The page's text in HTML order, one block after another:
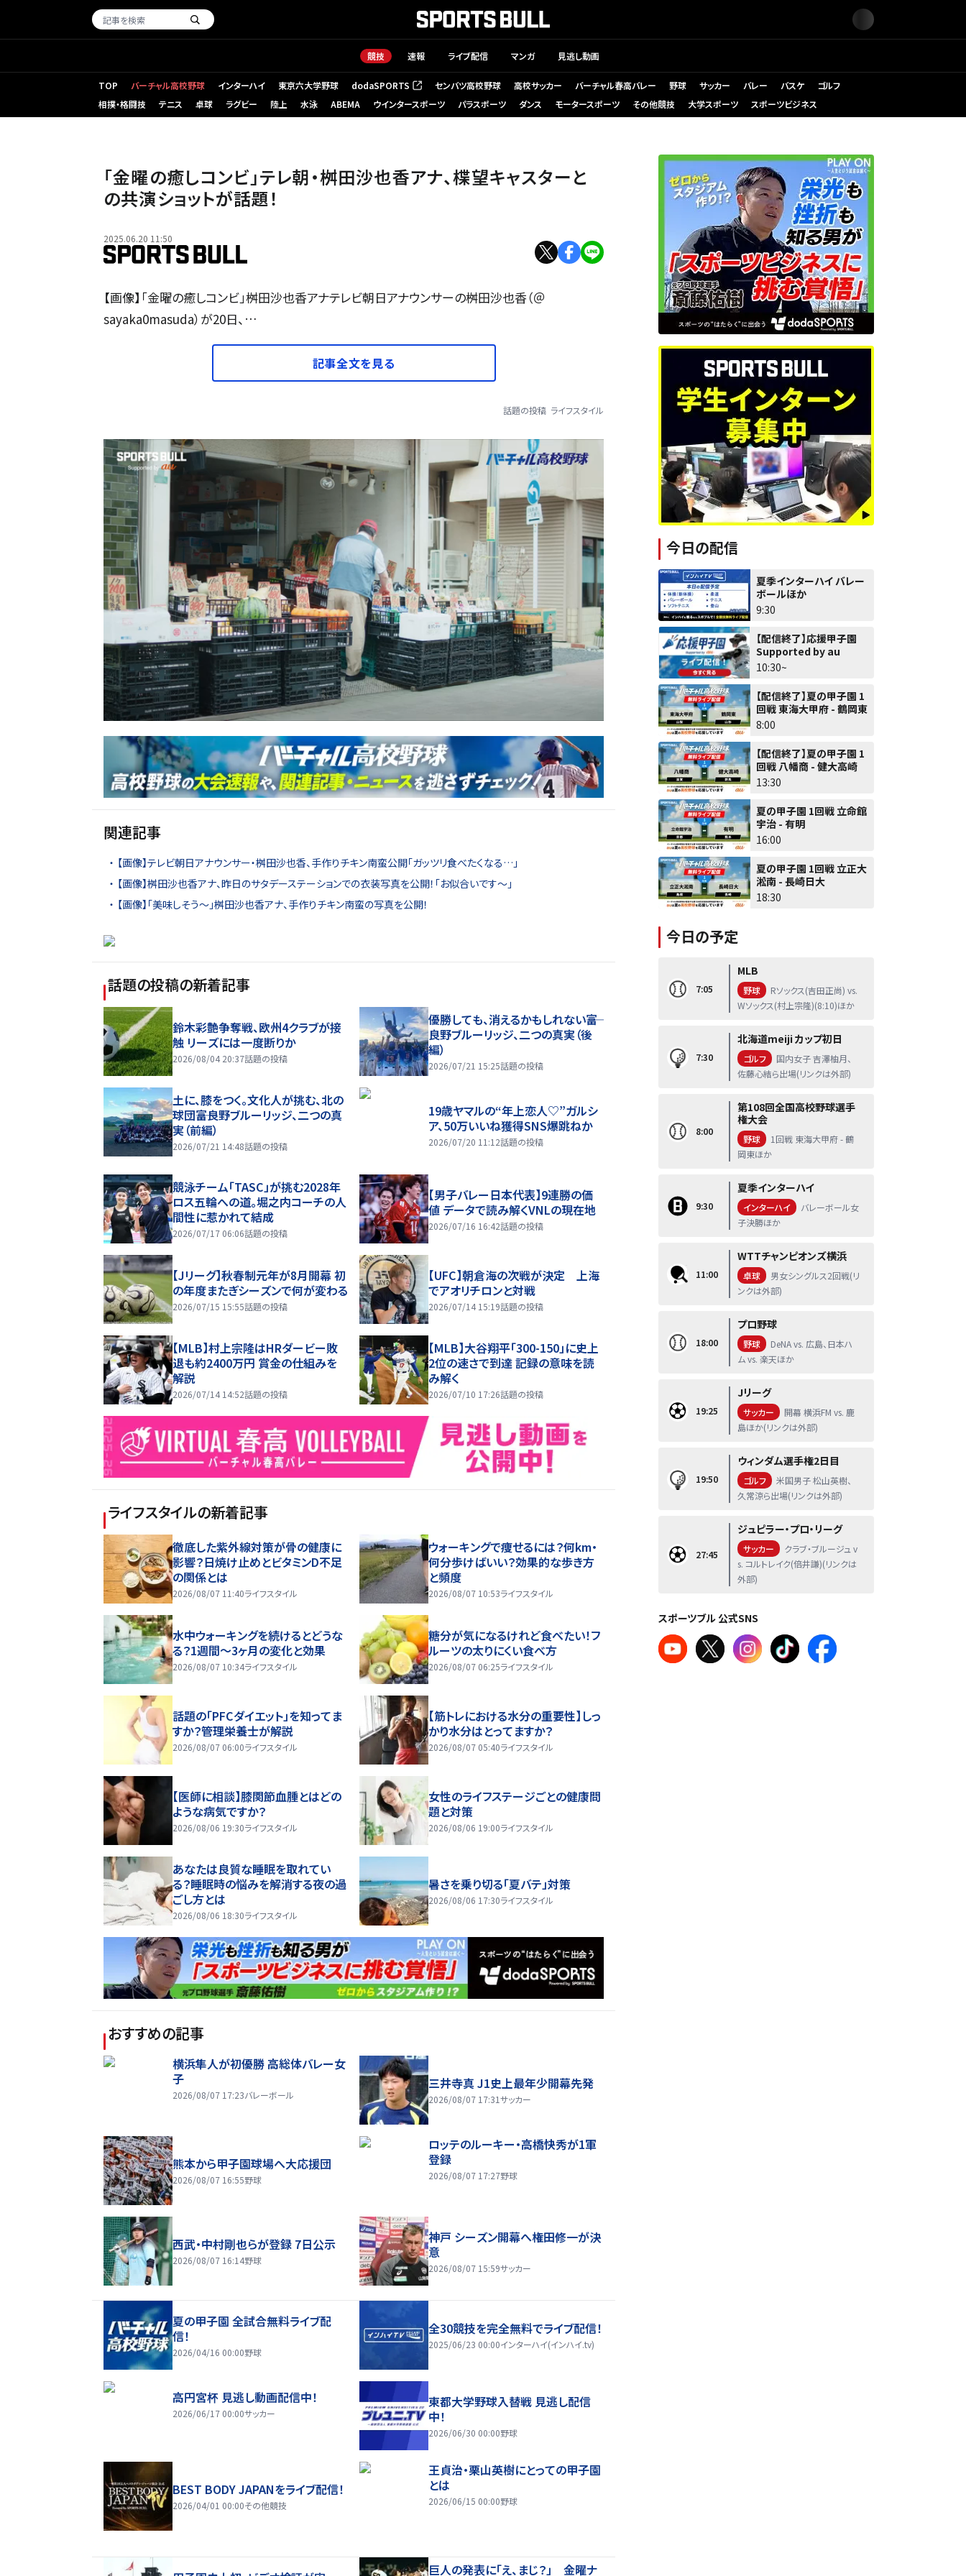
競技 速報 ライブ配信 マンガ 見逃し動画
TOP バーチャル高校野球 インターハイ 東京六大学野球 dodaSPORTS
（新しいタブで開く） センバツ高校野球 高校サッカー バーチャル春高バレー 野球 サッカー バレー バスケ
ゴルフ
相撲・格闘技
テニス 卓球 ラグビー 陸上 水泳 ABEMA ウインタースポーツ パラスポーツ ダンス モータースポーツ その他競技 大学スポーツ スポーツビジネス
「金曜の癒しコンビ」テレ朝・桝田沙也香アナ、楪望キャスターと
の共演ショットが話題！
2025.06.20 11:50
【画像】「金曜の癒しコンビ」桝田沙也香アナテレビ朝日アナウンサーの桝田沙也香（＠
sayaka0masuda）が20日、…
記事全文を見る
話題の投稿 ライフスタイル
関連記事
【画像】テレビ朝日アナウンサー・桝田沙也香、手作りチキン南蛮公開「ガッツリ食べたくなる…」
【画像】桝田沙也香アナ、昨日のサタデーステーションでの衣装写真を公開！「お似合いです〜」
【画像】「美味しそう〜」桝田沙也香アナ、手作りチキン南蛮の写真を公開！
話題の投稿の新着記事
鈴木彩艶争奪戦、欧州4クラブが接
触 リーズには一度断りか
2026/08/04 20:37話題の投稿
優勝しても、消えるかもしれない――富
良野ブルーリッジ、二つの真実（後
編）
2026/07/21 15:25話題の投稿
土に、膝をつく。文化人が挑む、北の
球団――富良野ブルーリッジ、二つの真
実（前編）
2026/07/21 14:48話題の投稿
19歳ヤマルの“年上恋人♡”ガルシ
ア、50万いいね獲得SNS爆跳ねか
2026/07/20 11:12話題の投稿
競泳チーム「TASC」が挑む2028年
ロス五輪への道。堀之内コーチの人
間性に惹かれて結成
2026/07/17 06:06話題の投稿
【男子バレー日本代表】9連勝の価
値 データで読み解くVNLの現在地
2026/07/16 16:42話題の投稿
【Jリーグ】秋春制元年が8月開幕 初
の年度またぎシーズンで何が変わる
2026/07/15 15:55話題の投稿
【UFC】朝倉海の次戦が決定 上海
でアオリチロンと対戦
2026/07/14 15:19話題の投稿
【MLB】村上宗隆はHRダービー敗
退も約2400万円 賞金の仕組みを
解説
2026/07/14 14:52話題の投稿
【MLB】大谷翔平「300-150」に史上
2位の速さで到達 記録の意味を読
み解く
2026/07/10 17:26話題の投稿
ライフスタイルの新着記事
徹底した紫外線対策が骨の健康に
影響？日焼け止めとビタミンD不足
の関係とは
2026/08/07 11:40ライフスタイル
ウォーキングで痩せるには？何km・
何分歩けばいい？効果的な歩き方
と頻度
2026/08/07 10:53ライフスタイル
水中ウォーキングを続けるとどうな
る？1週間～3ヶ月の変化と効果
2026/08/07 10:34ライフスタイル
糖分が気になるけれど食べたい！フ
ルーツの太りにくい食べ方
2026/08/07 06:25ライフスタイル
話題の「PFCダイエット」を知ってま
すか？管理栄養士が解説
2026/08/07 06:00ライフスタイル
【筋トレにおける水分の重要性】しっ
かり水分はとってますか？
2026/08/07 05:40ライフスタイル
【医師に相談】膝関節血腫とはどの
ような病気ですか？
2026/08/06 19:30ライフスタイル
女性のライフステージごとの健康問
題と対策
2026/08/06 19:00ライフスタイル
あなたは良質な睡眠を取れてい
る？睡眠時の悩みを解消する夜の過
ごし方とは
2026/08/06 18:30ライフスタイル
暑さを乗り切る「夏バテ」対策
2026/08/06 17:30ライフスタイル
おすすめの記事
横浜隼人が初優勝 高総体バレー女
子
2026/08/07 17:23バレーボール
三井寺真 J1史上最年少開幕先発
2026/08/07 17:31サッカー
熊本から甲子園球場へ大応援団
2026/08/07 16:55野球
ロッテのルーキー・高橋快秀が1軍
登録
2026/08/07 17:27野球
西武・中村剛也らが登録 7日公示
2026/08/07 16:14野球
神戸 シーズン開幕へ権田修一が決
意
2026/08/07 15:59サッカー
夏の甲子園 全試合無料ライブ配
信！
2026/04/16 00:00野球
全30競技を完全無料でライブ配信！
2025/06/23 00:00インターハイ(インハイ.tv)
高円宮杯 見逃し動画配信中！
2026/06/17 00:00サッカー
東都大学野球入替戦 見逃し配信
中！
2026/06/30 00:00野球
BEST BODY JAPANをライブ配信！
2026/04/01 00:00その他競技
王貞治・栗山英樹にとっての甲子園
とは
2026/06/15 00:00野球
巨人の発表に「え、まじ？」 金曜ナ
今日の配信
夏季インターハイ バレー
ボールほか
9:30
【配信終了】応援甲子園
Supported by au
10:30~
【配信終了】夏の甲子園 1
回戦 東海大甲府 - 鶴岡東
8:00
【配信終了】夏の甲子園 1
回戦 八幡商 - 健大高崎
13:30
夏の甲子園 1回戦 立命館
宇治 - 有明
16:00
夏の甲子園 1回戦 立正大
淞南 - 長崎日大
18:30
今日の予定
7:05
MLB
野球
Rソックス(吉田正尚) vs.
Wソックス(村上宗隆)(8:10)ほか
7:30
北海道meiji カップ初日
ゴルフ
国内女子 吉澤柚月、
佐藤心結ら出場(リンクは外部)
8:00
第108回全国高校野球選手
権大会
野球
1回戦 東海大甲府 - 鶴
岡東ほか
9:30
夏季インターハイ
インターハイ
バレーボール女
子決勝ほか
11:00
WTTチャンピオンズ横浜
卓球
男女シングルス2回戦(リ
ンクは外部)
18:00
プロ野球
野球
DeNA vs. 広島、日本ハ
ム vs. 楽天ほか
19:25
Jリーグ
サッカー
開幕 横浜FM vs. 鹿
島ほか(リンクは外部)
19:50
ウィンダム選手権2日目
ゴルフ
米国男子 松山英樹、
久常涼ら出場(リンクは外部)
27:45
ジュピラー・プロ・リーグ
サッカー
クラブ・ブルージュ v
s. コルトレイク(倍井謙)(リンクは
外部)
スポーツブル 公式SNS